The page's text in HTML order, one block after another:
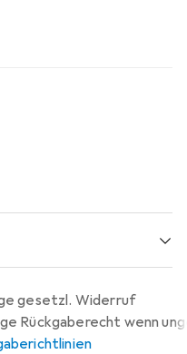
gesetzl. Widerruf
Rückgaberecht wenn